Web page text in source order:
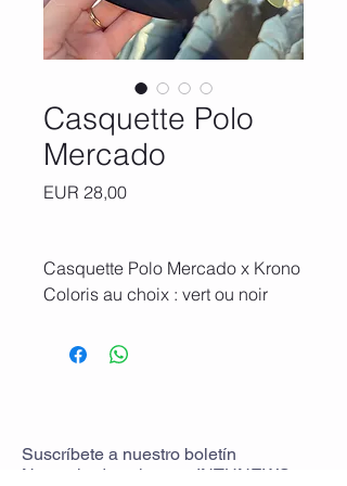
Casquette Polo
Mercado
EUR 28,00Precio
Casquette Polo Mercado x Krono
Coloris au choix : vert ou noir
Suscríbete a nuestro boletín
No te pierdas ninguna INTHNEWS